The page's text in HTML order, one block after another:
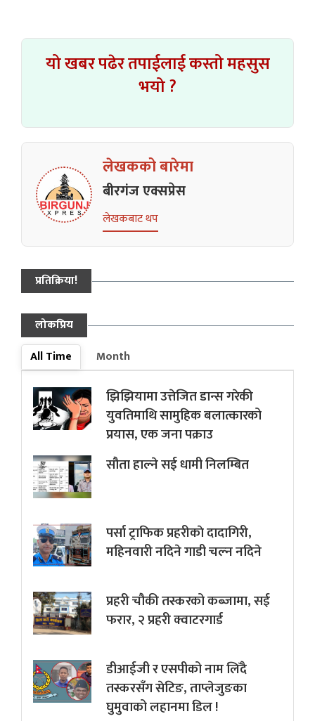
यो खबर पढेर तपाईलाई कस्तो महसुस
भयो ?
लेखकको बारेमा
बीरगंज एक्सप्रेस
लेखकबाट थप
प्रतिक्रिया!
लोकप्रिय
All Time
Month
झिझियामा उत्तेजित डान्स गरेकी
युवतिमाथि सामुहिक बलात्कारको
प्रयास, एक जना पक्राउ
सौता हाल्ने सई धामी निलम्बित
पर्सा ट्राफिक प्रहरीकाे दादागिरी,
महिनवारी नदिने गाडी चल्न नदिने
प्रहरी चौकी तस्करको कब्जामा, सई
फरार, २ प्रहरी क्वाटरगार्ड
डीआईजी र एसपीको नाम लिँदै
तस्करसँग सेटिङ, ताप्लेजुङका
घुमुवाको लहानमा डिल !